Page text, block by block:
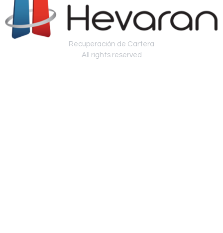
Recuperación de Cartera
All rights reserved